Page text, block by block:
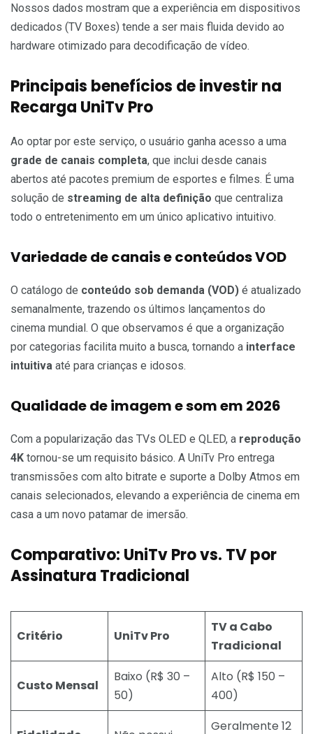
Nossos dados mostram que a experiência em dispositivos
dedicados (TV Boxes) tende a ser mais fluida devido ao
hardware otimizado para decodificação de vídeo.
Principais benefícios de investir na
Recarga UniTv Pro
Ao optar por este serviço, o usuário ganha acesso a uma
grade de canais completa, que inclui desde canais
abertos até pacotes premium de esportes e filmes. É uma
solução de streaming de alta definição que centraliza
todo o entretenimento em um único aplicativo intuitivo.
Variedade de canais e conteúdos VOD
O catálogo de conteúdo sob demanda (VOD) é atualizado
semanalmente, trazendo os últimos lançamentos do
cinema mundial. O que observamos é que a organização
por categorias facilita muito a busca, tornando a interface
intuitiva até para crianças e idosos.
Qualidade de imagem e som em 2026
Com a popularização das TVs OLED e QLED, a reprodução
4K tornou-se um requisito básico. A UniTv Pro entrega
transmissões com alto bitrate e suporte a Dolby Atmos em
canais selecionados, elevando a experiência de cinema em
casa a um novo patamar de imersão.
Comparativo: UniTv Pro vs. TV por
Assinatura Tradicional
Critério UniTv Pro
TV a Cabo
Tradicional
Custo Mensal
Baixo (R$ 30 –
50)
Alto (R$ 150 –
400)
Geralmente 12